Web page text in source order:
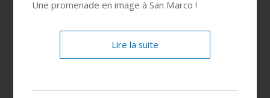
Une promenade en image à San Marco !
Lire la suite